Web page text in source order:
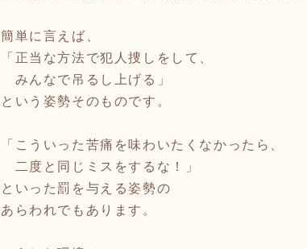
簡単に言えば、
「正当な方法で犯人捜しをして、
みんなで吊るし上げる」
という姿勢そのものです。
「こういった苦痛を味わいたくなかったら、
二度と同じミスをするな！」
といった罰を与える姿勢の
あらわれでもあります。